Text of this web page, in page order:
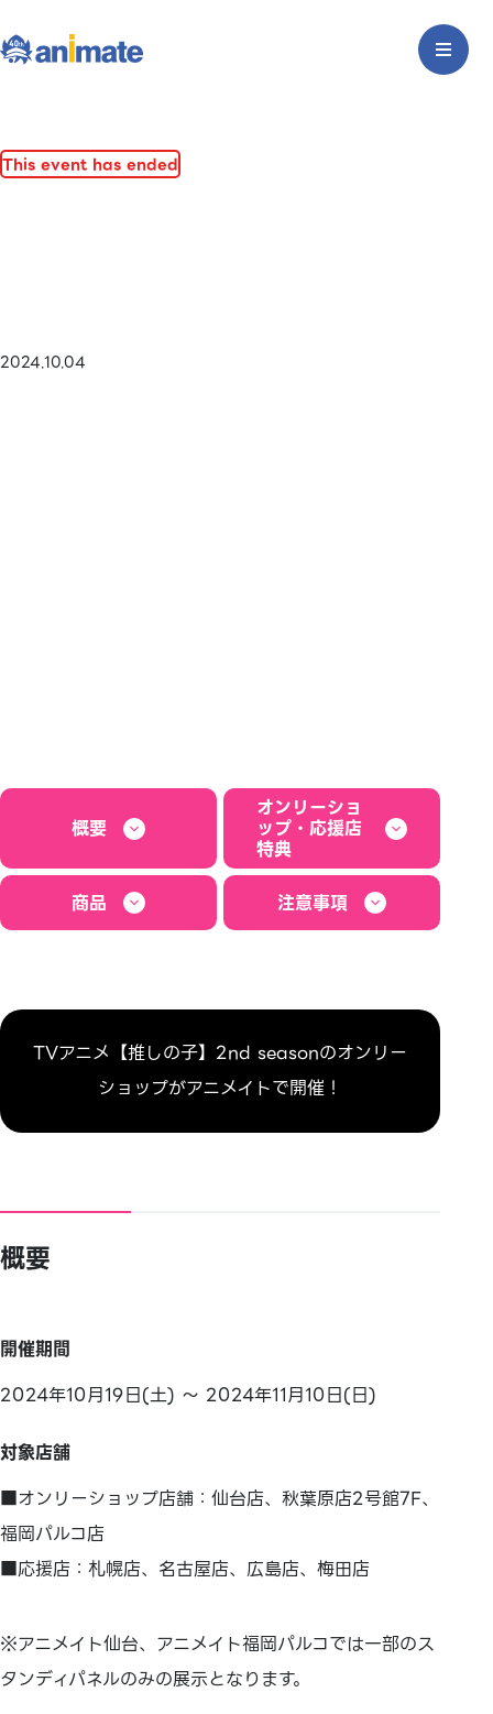
This event has ended
2024.10.04
概要
オンリーショ
ップ・応援店
特典
商品
注意事項
TVアニメ【推しの子】2nd seasonのオンリー
ショップがアニメイトで開催！
概要
開催期間
2024年10月19日(土) ～ 2024年11月10日(日)
対象店舗
■オンリーショップ店舗：仙台店、秋葉原店2号館7F、
福岡パルコ店
■応援店：札幌店、名古屋店、広島店、梅田店
※アニメイト仙台、アニメイト福岡パルコでは一部のス
タンディパネルのみの展示となります。